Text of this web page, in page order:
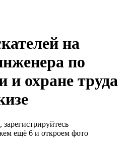
на
по
и охране труда
ещё 6 и откроем фото